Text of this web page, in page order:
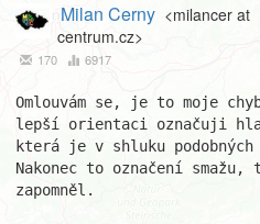
Milan Cerny <milancer at
centrum.cz>
170 6917
Omlouvám se, je to moje
lepší orientaci označuji
která je v shluku
Nakonec to označení smažu,
zapomněl.